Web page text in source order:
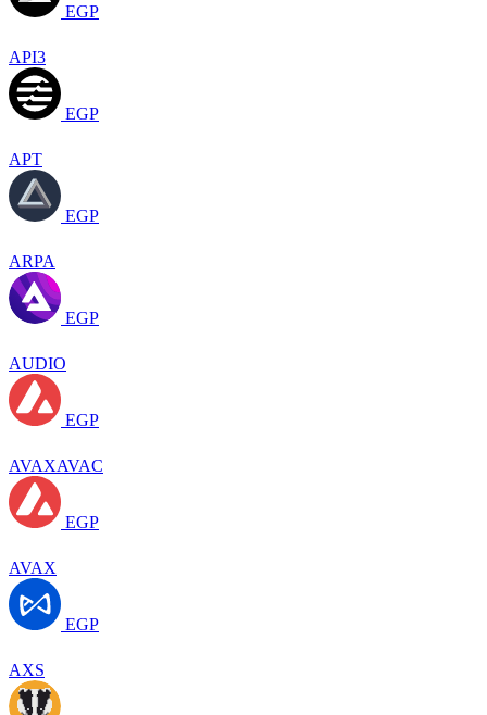
EGP
API3
EGP
APT
EGP
ARPA
EGP
AUDIO
EGP
AVAXAVAC
EGP
AVAX
EGP
AXS